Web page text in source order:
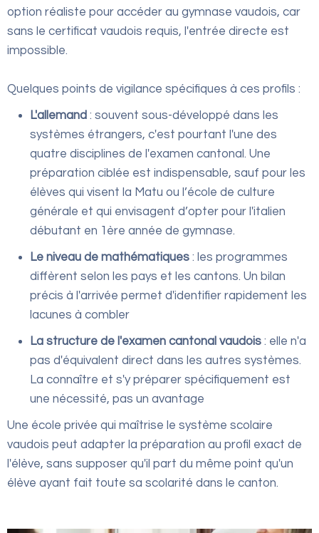
option réaliste pour accéder au gymnase vaudois, car
sans le certificat vaudois requis, l'entrée directe est
impossible.
Quelques points de vigilance spécifiques à ces profils :
L'allemand : souvent sous-développé dans les
systèmes étrangers, c'est pourtant l'une des
quatre disciplines de l'examen cantonal. Une
préparation ciblée est indispensable, sauf pour les
élèves qui visent la Matu ou l’école de culture
générale et qui envisagent d’opter pour l'italien
débutant en 1ère année de gymnase.
Le niveau de mathématiques : les programmes
diffèrent selon les pays et les cantons. Un bilan
précis à l'arrivée permet d'identifier rapidement les
lacunes à combler
La structure de l'examen cantonal vaudois : elle n'a
pas d'équivalent direct dans les autres systèmes.
La connaître et s'y préparer spécifiquement est
une nécessité, pas un avantage
Une école privée qui maîtrise le système scolaire
vaudois peut adapter la préparation au profil exact de
l'élève, sans supposer qu'il part du même point qu'un
élève ayant fait toute sa scolarité dans le canton.